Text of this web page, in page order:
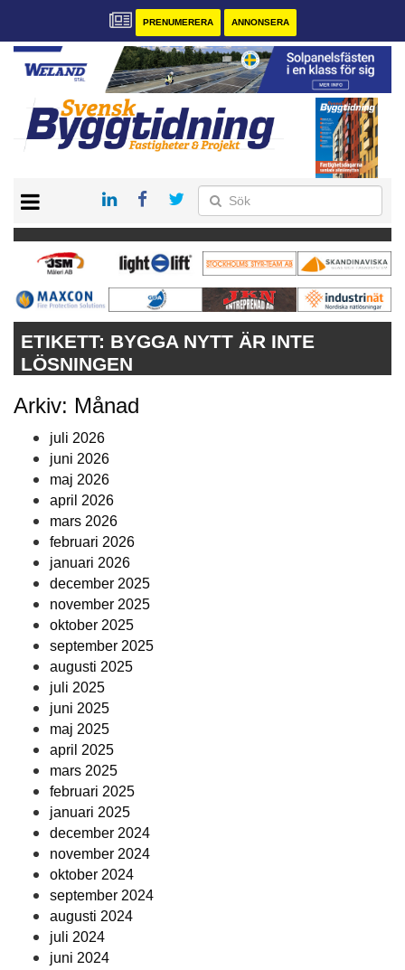
PRENUMERERA ANNONSERA
PRENUMERERA
VÅRA ANDRA MAGASIN
ANNONSERA
ETIKETT: BYGGA NYTT ÄR INTE
LÖSNINGEN
Arkiv: Månad
juli 2026
juni 2026
maj 2026
april 2026
mars 2026
februari 2026
januari 2026
december 2025
november 2025
oktober 2025
september 2025
augusti 2025
juli 2025
juni 2025
maj 2025
april 2025
mars 2025
februari 2025
januari 2025
december 2024
november 2024
oktober 2024
september 2024
augusti 2024
juli 2024
juni 2024